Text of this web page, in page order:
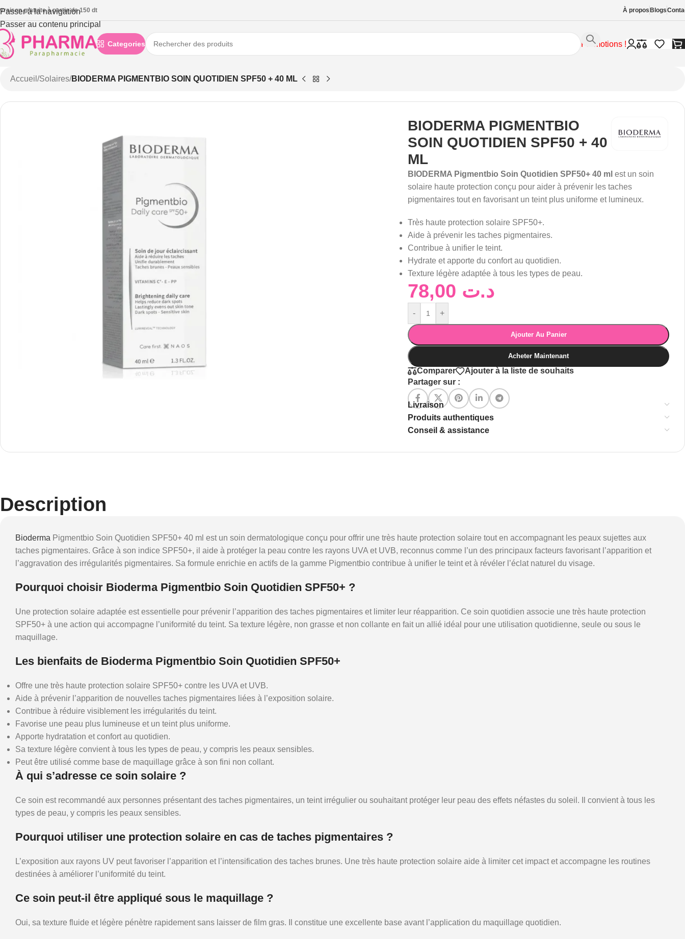
Passer à la navigation
Passer au contenu principal
gratuite à partie de 150 dt À propos Blogs
Categories Promotions !
Accueil /Solaires/BIODERMA PIGMENTBIO SOIN QUOTIDIEN SPF50 + 40 ML
BIODERMA PIGMENTBIO
SOIN QUOTIDIEN SPF50 + 40
ML
BIODERMA Pigmentbio Soin Quotidien SPF50+ 40 ml est un soin
solaire haute protection conçu pour aider à prévenir les taches
pigmentaires tout en favorisant un teint plus uniforme et lumineux.
Très haute protection solaire SPF50+.
Aide à prévenir les taches pigmentaires.
Contribue à unifier le teint.
Hydrate et apporte du confort au quotidien.
Texture légère adaptée à tous les types de peau.
د.ت
- +
Ajouter Au Panier
Acheter Maintenant
Comparer
Ajouter à la liste de souhaits
Partager sur :
Livraison
Produits authentiques
Conseil & assistance
Description
Bioderma Pigmentbio Soin Quotidien SPF50+ 40 ml est un soin dermatologique conçu pour offrir une très haute protection solaire tout en accompagnant les peaux sujettes aux
taches pigmentaires. Grâce à son indice SPF50+, il aide à protéger la peau contre les rayons UVA et UVB, reconnus comme l’un des principaux facteurs favorisant l’apparition et
l’aggravation des irrégularités pigmentaires. Sa formule enrichie en actifs de la gamme Pigmentbio contribue à unifier le teint et à révéler l’éclat naturel du visage.
Pourquoi choisir Bioderma Pigmentbio Soin Quotidien SPF50+ ?
Une protection solaire adaptée est essentielle pour prévenir l’apparition des taches pigmentaires et limiter leur réapparition. Ce soin quotidien associe une très haute protection
SPF50+ à une action qui accompagne l’uniformité du teint. Sa texture légère, non grasse et non collante en fait un allié idéal pour une utilisation quotidienne, seule ou sous le
maquillage.
Les bienfaits de Bioderma Pigmentbio Soin Quotidien SPF50+
Offre une très haute protection solaire SPF50+ contre les UVA et UVB.
Aide à prévenir l’apparition de nouvelles taches pigmentaires liées à l’exposition solaire.
Contribue à réduire visiblement les irrégularités du teint.
Favorise une peau plus lumineuse et un teint plus uniforme.
Apporte hydratation et confort au quotidien.
Sa texture légère convient à tous les types de peau, y compris les peaux sensibles.
Peut être utilisé comme base de maquillage grâce à son fini non collant.
À qui s’adresse ce soin solaire ?
Ce soin est recommandé aux personnes présentant des taches pigmentaires, un teint irrégulier ou souhaitant protéger leur peau des effets néfastes du soleil. Il convient à tous les
types de peau, y compris les peaux sensibles.
Pourquoi utiliser une protection solaire en cas de taches pigmentaires ?
L’exposition aux rayons UV peut favoriser l’apparition et l’intensification des taches brunes. Une très haute protection solaire aide à limiter cet impact et accompagne les routines
destinées à améliorer l’uniformité du teint.
Ce soin peut-il être appliqué sous le maquillage ?
Oui, sa texture fluide et légère pénètre rapidement sans laisser de film gras. Il constitue une excellente base avant l’application du maquillage quotidien.